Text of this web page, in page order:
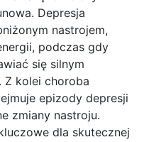
Depresja
nastrojem,
podczas gdy
się silnym
Z kolei choroba
epizody depresji
zmiany nastroju.
dla skutecznej